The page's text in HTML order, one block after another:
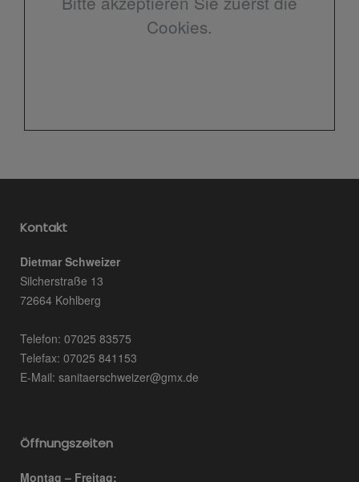
Cookies.
Kontakt
Dietmar Schweizer
Silcherstraße 13
72664 Kohlberg
Telefon: 07025 83575
Telefax: 07025 841153
E-Mail: sanitaerschweizer@gmx.de
Öffnungszeiten
Montag – Freitag: